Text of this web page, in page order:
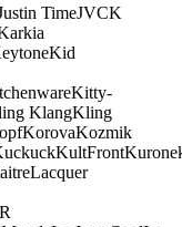
TimeJVCK
Kid
Kitty-
KlangKling
KorovaKozmik
KultFront
Lacquer